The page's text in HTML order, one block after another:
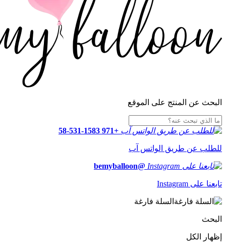
البحث عن المنتج على الموقع
+971 58-531-1583
للطلب عن طريق الواتس آب
@bemyballoon
تابعنا على Instagram
السلة فارغة
البحث
إظهار الكل